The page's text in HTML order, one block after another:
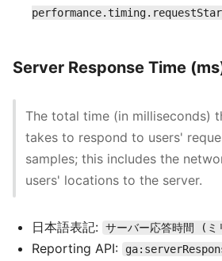
Server Response Time
The total time (in milliseconds)
takes to respond to users'
samples; this includes the
users' locations to the server.
日本語表記: サーバー応答時間 (ミ
Reporting API: